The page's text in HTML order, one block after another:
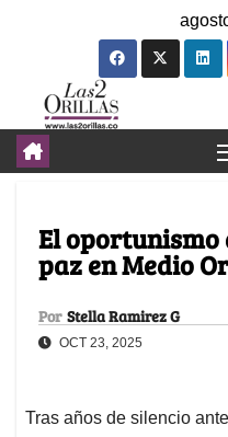
El oportunismo
paz en Medio
Por Stella Ramirez G
OCT 23, 2025
Tras años de silencio